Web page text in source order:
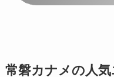
常磐カナメの人